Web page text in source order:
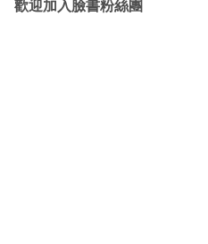
歡迎加入臉書粉絲團